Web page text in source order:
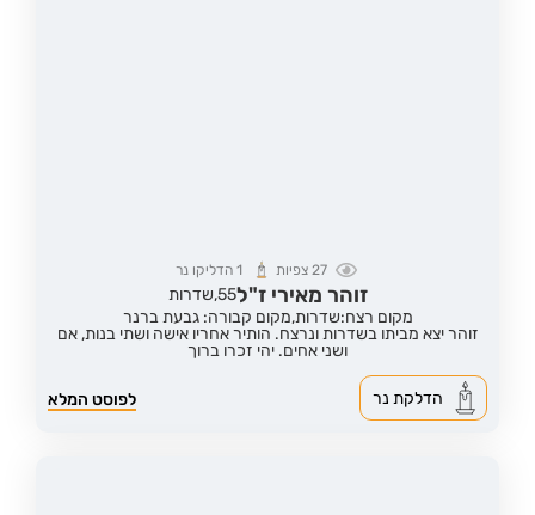
27 צפיות 1הדליקו נר
זוהר מאירי ז"ל55, שדרות
מקום רצח:שדרות,מקום קבורה: גבעת ברנר
זוהר יצא מביתו בשדרות ונרצח. הותיר אחריו אישה ושתי בנות, אם
ושני אחים. יהי זכרו ברוך
לפוסט המלא הדלקת נר